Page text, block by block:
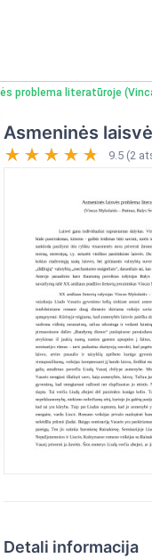
problema literatūroje
Asmeninės
9.5 (2
Detali informacija